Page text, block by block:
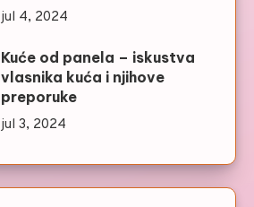
jul 4, 2024
Kuće od panela – iskustva
vlasnika kuća i njihove
preporuke
jul 3, 2024